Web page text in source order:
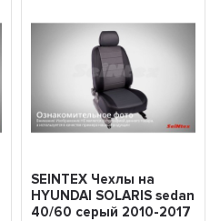
SEINTEX Чехлы на
HYUNDAI SOLARIS sedan
40/60 серый 2010-2017